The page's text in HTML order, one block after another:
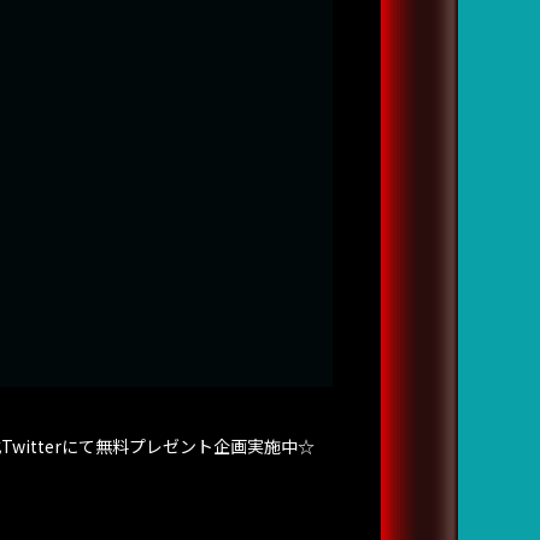
にて無料プレゼント企画実施中☆